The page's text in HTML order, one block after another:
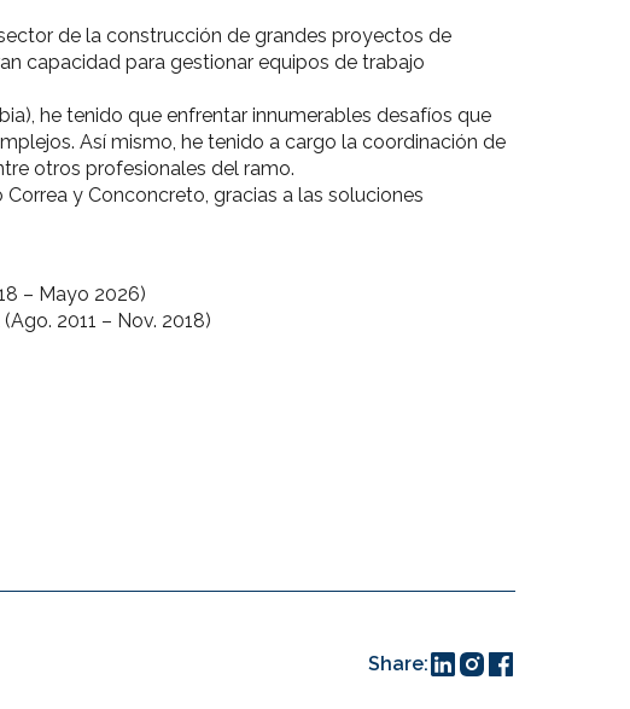
de la construcción de grandes proyectos de
capacidad para gestionar equipos de trabajo
he tenido que enfrentar innumerables desafíos que
Así mismo, he tenido a cargo la coordinación de
otros profesionales del ramo.
y Conconcreto, gracias a las soluciones
– Mayo 2026)
2011 – Nov. 2018)
Share: